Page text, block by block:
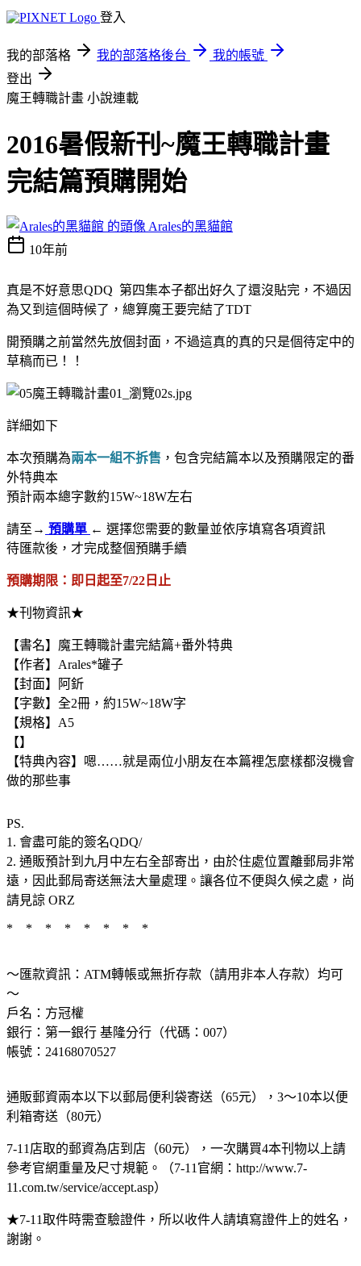
登入
我的部落格 我的部落格後台
我的帳號
登出
魔王轉職計畫 小說連載
2016暑假新刊~魔王轉職計畫
完結篇預購開始
Arales的黑貓館
10年前
真是不好意思QDQ 第四集本子都出好久了還沒貼完，不過因
為又到這個時候了，總算魔王要完結了TDT
開預購之前當然先放個封面，不過這真的真的只是個待定中的
草稿而已！！
詳細如下
本次預購為兩本一組不拆售 ，包含完結篇本以及預購限定的番
外特典本
預計兩本總字數約15W~18W左右
請至 → 預購單 ← 選擇您需要的數量並依序填寫各項資訊
待匯款後，才完成整個預購手續
預購期限：即日起至7/22日止
★刊物資訊★
【書名】魔王轉職計畫完結篇+番外特典
【作者】Arales*罐子
【封面】阿釿
【字數】全2冊，約15W~18W字
【規格】A5
【】
【特典內容】嗯……就是兩位小朋友在本篇裡怎麼樣都沒機會
做的那些事
PS.
1. 會盡可能的簽名QDQ/
2. 通販預計到九月中左右全部寄出，由於住處位置離郵局非常
遠，因此郵局寄送無法大量處理。讓各位不便與久候之處，尚
請見諒 ORZ
* * * * * * * *
～匯款資訊：ATM轉帳或無折存款（請用非本人存款）均可
～
戶名：方冠權
銀行：第一銀行 基隆分行（代碼：007）
帳號：24168070527
通販郵資兩本以下以郵局便利袋寄送（65元），3～10本以便
利箱寄送（80元）
7-11店取的郵資為店到店（60元），一次購買4本刊物以上請
參考官網重量及尺寸規範。（7-11官網：http://www.7-
11.com.tw/service/accept.asp）
★7-11取件時需查驗證件，所以收件人請填寫證件上的姓名，
謝謝。